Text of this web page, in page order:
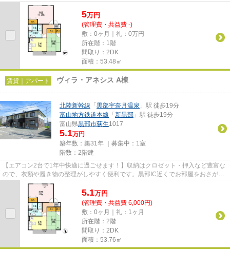
テンキーで、スムーズに開閉で...
5万円
(管理費・共益費 -)
敷：0ヶ月｜礼：0万円
所在階：1階
間取り：2DK
面積：53.48㎡
賃貸｜アパート ヴィラ・アネシス A棟
北陸新幹線 「 黒部宇奈月温泉 」駅 徒歩19分
富山地方鉄道本線 「 新黒部 」駅 徒歩19分
富山県黒部市荻生1017
5.1万円
築年数：築31年 ｜募集中： 1室
階数：2階建
【エアコン2台で1年中快適に過ごせます！】収納はクロゼット・押入など豊富な
ので、衣類や履き物の整理がしやすく便利です。黒部IC近くでお部屋をおさがし
なら、地域密着・取り扱い件...
5.1万円
(管理費・共益費 6,000円)
敷：0ヶ月｜礼：1ヶ月
所在階：2階
間取り：2DK
面積：53.76㎡